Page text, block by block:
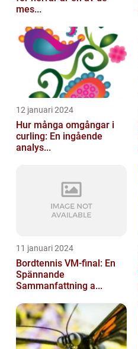
mes...
12 januari 2024
Hur många omgångar i
curling: En ingående
analys...
11 januari 2024
Bordtennis VM-final: En
Spännande
Sammanfattning a...